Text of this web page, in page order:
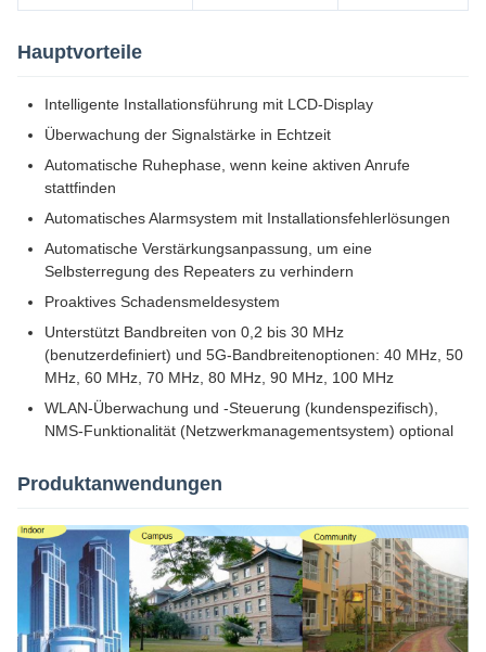
Hauptvorteile
Intelligente Installationsführung mit LCD-Display
Überwachung der Signalstärke in Echtzeit
Automatische Ruhephase, wenn keine aktiven Anrufe
stattfinden
Automatisches Alarmsystem mit Installationsfehlerlösungen
Automatische Verstärkungsanpassung, um eine
Selbsterregung des Repeaters zu verhindern
Proaktives Schadensmeldesystem
Unterstützt Bandbreiten von 0,2 bis 30 MHz
(benutzerdefiniert) und 5G-Bandbreitenoptionen: 40 MHz, 50
MHz, 60 MHz, 70 MHz, 80 MHz, 90 MHz, 100 MHz
WLAN-Überwachung und -Steuerung (kundenspezifisch),
NMS-Funktionalität (Netzwerkmanagementsystem) optional
Produktanwendungen